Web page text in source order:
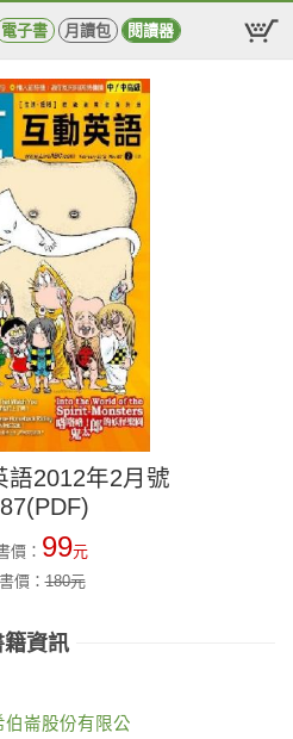
電子書 月讀包 閱讀器
語2012年2月號
價： 99元
價：180元
籍資訊
伯崙股份有限公